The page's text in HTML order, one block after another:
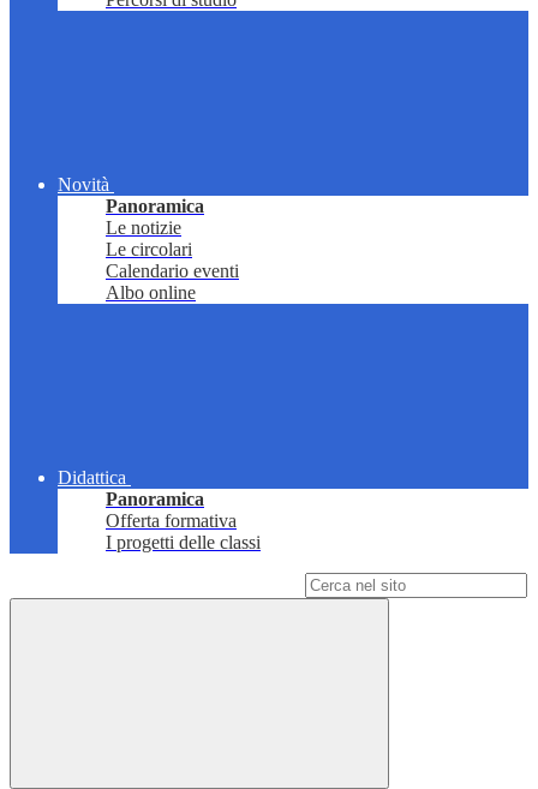
Novità
Panoramica
Le notizie
Le circolari
Calendario eventi
Albo online
Didattica
Panoramica
Offerta formativa
I progetti delle classi